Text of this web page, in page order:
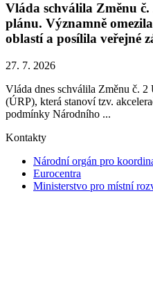
Vláda schválila Změnu
plánu. Významně
oblastí a posílila veřejné
27. 7. 2026
Vláda dnes schválila Změnu č.
(ÚRP), která stanoví tzv.
podmínky Národního ...
Kontakty
Národní orgán pro
Eurocentra
Ministerstvo pro místní